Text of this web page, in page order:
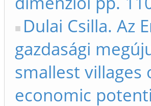
Dulai Csilla. Az
gazdasági
smallest
economic